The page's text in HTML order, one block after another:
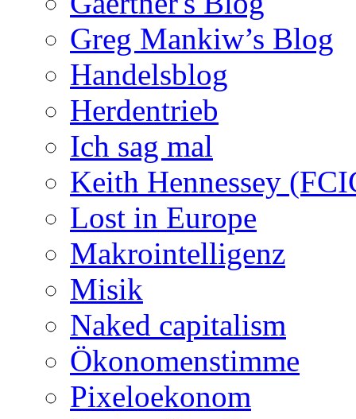
Greg Mankiw’s Blog
Handelsblog
Herdentrieb
Ich sag mal
Keith Hennessey
Lost in Europe
Makrointelligenz
Misik
Naked capitalism
Ökonomenstimme
Pixeloekonom